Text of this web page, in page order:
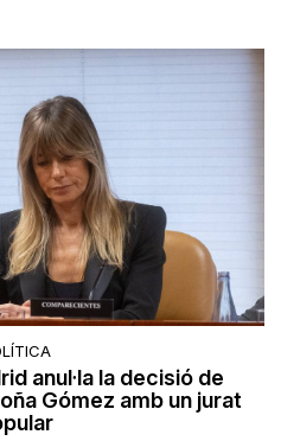
anul·la la decisió de
Gómez amb un jurat